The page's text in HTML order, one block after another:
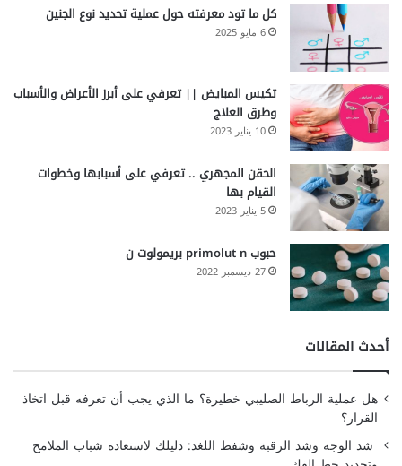
كل ما تود معرفته حول عملية تحديد نوع الجنين
6 مايو 2025
تكيس المبايض || تعرفي على أبرز الأعراض والأسباب
وطرق العلاج
10 يناير 2023
الحقن المجهري .. تعرفي على أسبابها وخطوات
القيام بها
5 يناير 2023
حبوب primolut n بريمولوت ن
27 ديسمبر 2022
أحدث المقالات
هل عملية الرباط الصليبي خطيرة؟ ما الذي يجب أن تعرفه قبل اتخاذ
القرار؟
شد الوجه وشد الرقبة وشفط اللغد: دليلك لاستعادة شباب الملامح